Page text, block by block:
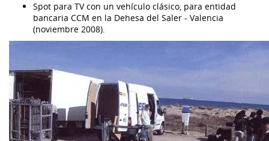
Spot para TV con un vehículo clásico, para entidad
bancaria CCM en la Dehesa del Saler - Valencia
(noviembre 2008).